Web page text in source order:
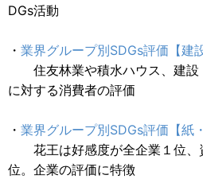
DGs活動
・ 業界グループ別SDGs評価【建
住友林業や積水ハウス、建設
に対する消費者の評価
・ 業界グループ別SDGs評価【紙
花王は好感度が全企業１位、
位。企業の評価に特徴